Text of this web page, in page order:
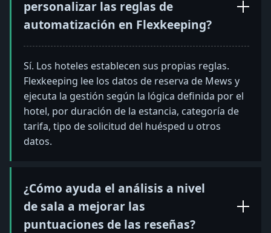
personalizar las reglas de
automatización en Flexkeeping?
Sí. Los hoteles establecen sus propias reglas.
Flexkeeping lee los datos de reserva de Mews y
ejecuta la gestión según la lógica definida por el
hotel, por duración de la estancia, categoría de
tarifa, tipo de solicitud del huésped u otros
datos.
¿Cómo ayuda el análisis a nivel
de sala a mejorar las
puntuaciones de las reseñas?